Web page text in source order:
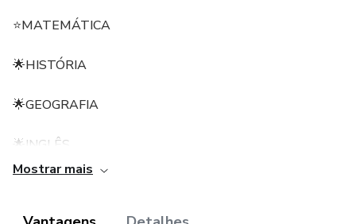
⭐MATEMÁTICA
🌟HISTÓRIA
🌟GEOGRAFIA
🌟INGLÊS
Mostrar mais